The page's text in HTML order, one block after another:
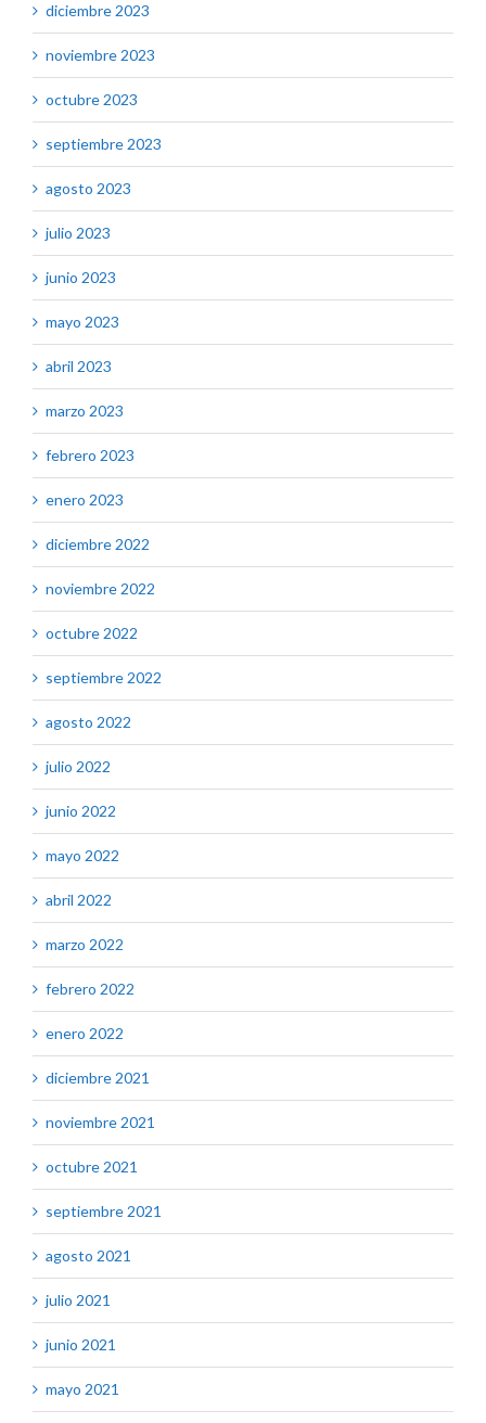
diciembre 2023
noviembre 2023
octubre 2023
septiembre 2023
agosto 2023
julio 2023
junio 2023
mayo 2023
abril 2023
marzo 2023
febrero 2023
enero 2023
diciembre 2022
noviembre 2022
octubre 2022
septiembre 2022
agosto 2022
julio 2022
junio 2022
mayo 2022
abril 2022
marzo 2022
febrero 2022
enero 2022
diciembre 2021
noviembre 2021
octubre 2021
septiembre 2021
agosto 2021
julio 2021
junio 2021
mayo 2021